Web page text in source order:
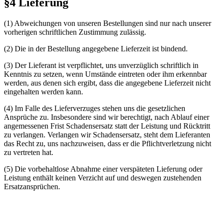
(1) Abweichungen von unseren Bestellungen sind nur nach unserer
vorherigen schriftlichen Zustimmung zulässig.
(2) Die in der Bestellung angegebene Lieferzeit ist bindend.
(3) Der Lieferant ist verpflichtet, uns unverzüglich schriftlich in
Kenntnis zu setzen, wenn Umstände eintreten oder ihm erkennbar
werden, aus denen sich ergibt, dass die angegebene Lieferzeit nicht
eingehalten werden kann.
(4) Im Falle des Lieferverzuges stehen uns die gesetzlichen
Ansprüche zu. Insbesondere sind wir berechtigt, nach Ablauf einer
angemessenen Frist Schadensersatz statt der Leistung und Rücktritt
zu verlangen. Verlangen wir Schadensersatz, steht dem Lieferanten
das Recht zu, uns nachzuweisen, dass er die Pflichtverletzung nicht
zu vertreten hat.
(5) Die vorbehaltlose Abnahme einer verspäteten Lieferung oder
Leistung enthält keinen Verzicht auf und deswegen zustehenden
Ersatzansprüchen.